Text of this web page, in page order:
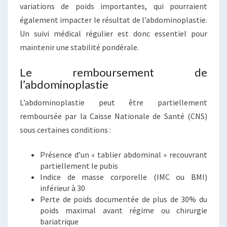
variations de poids importantes, qui pourraient
également impacter le résultat de l’abdominoplastie.
Un suivi médical régulier est donc essentiel pour
maintenir une stabilité pondérale.
Le remboursement de
l’abdominoplastie
L’abdominoplastie peut être partiellement
remboursée par la Caisse Nationale de Santé (CNS)
sous certaines conditions :
Présence d’un « tablier abdominal » recouvrant
partiellement le pubis
Indice de masse corporelle (IMC ou BMI)
inférieur à 30
Perte de poids documentée de plus de 30% du
poids maximal avant régime ou chirurgie
bariatrique